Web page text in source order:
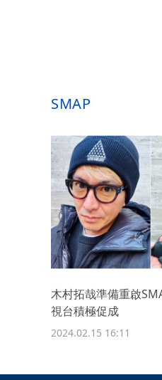
SMAP
木村拓哉準備重啟
視台積極促成
2024.02.15 16:11